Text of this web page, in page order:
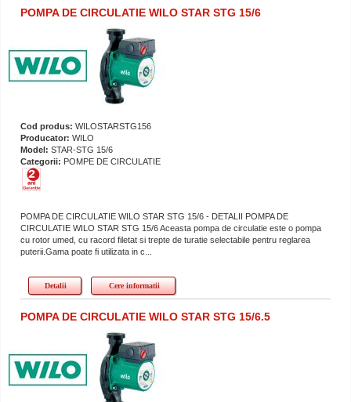
POMPA DE CIRCULATIE WILO STAR STG 15/6
Cod produs: WILOSTARSTG156
Producator: WILO
Model: STAR-STG 15/6
Categorii: POMPE DE CIRCULATIE
POMPA DE CIRCULATIE WILO STAR STG 15/6 - DETALII POMPA DE
CIRCULATIE WILO STAR STG 15/6 Aceasta pompa de circulatie este o pompa
cu rotor umed, cu racord filetat si trepte de turatie selectabile pentru reglarea
puterii.Gama poate fi utilizata in c...
Detalii Cere informatii
POMPA DE CIRCULATIE WILO STAR STG 15/6.5